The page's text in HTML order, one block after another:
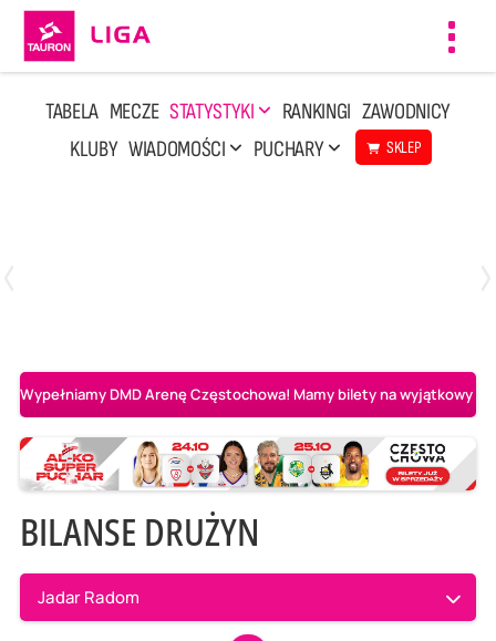
TABELA MECZE STATYSTYKI RANKINGI ZAWODNICY
KLUBY WIADOMOŚCI PUCHARY SKLEP
Wypełniamy DMD Arenę Częstochowa! Mamy bilety na wyjątkowy
BILANSE DRUŻYN
Jadar Radom